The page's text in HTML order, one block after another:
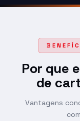
Por que
de
Vantagens